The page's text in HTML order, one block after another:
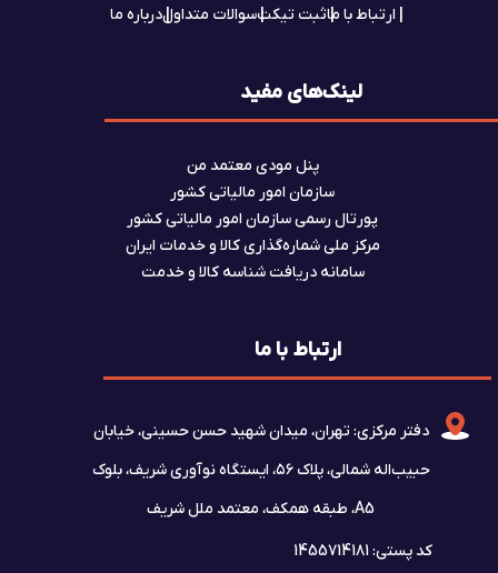
ارتباط با ما
دفتر مرکزی: تهران، میدان شهید حسن حسینی، خیابان
حبیب‌اله شمالی، پلاک ۵۶، ایستگاه نوآوری شریف، بلوک
A5، طبقه همکف، معتمد ملل شریف
کد پستی: 1455714181
لینک‌های مفید
پنل مودی معتمد من
سازمان امور مالیاتی کشور
پورتال رسمی سازمان امور مالیاتی کشور
مرکز ملی شماره‌گذاری کالا و خدمات ایران
سامانه دریافت شناسه کالا و خدمت
ارتباط با ماثبت تیکتسوالات متداولدرباره ما